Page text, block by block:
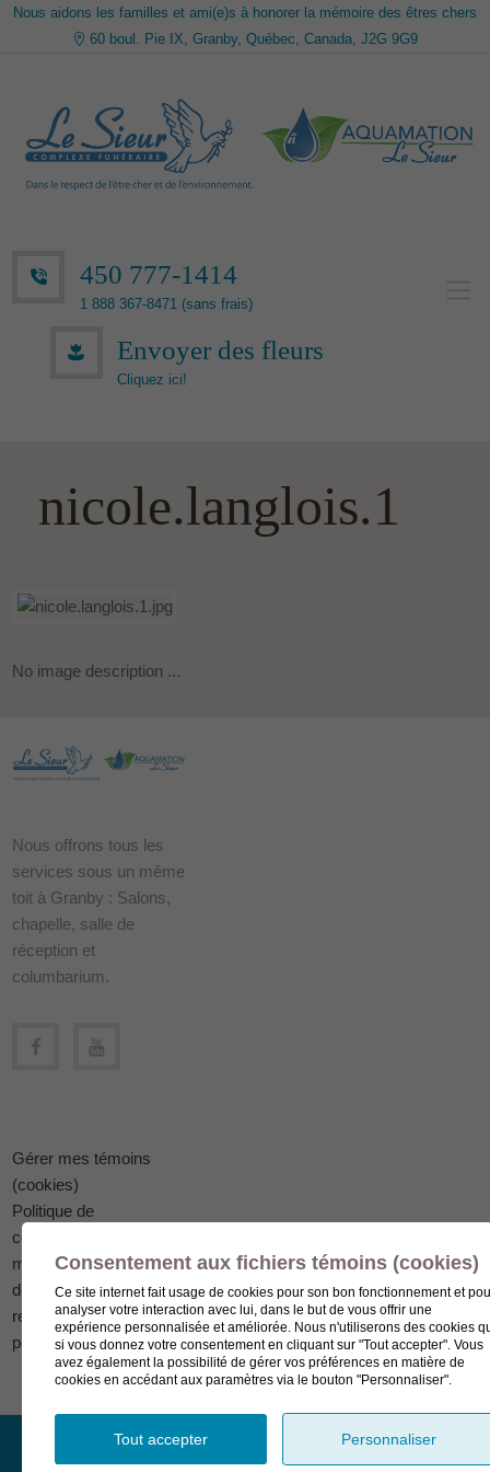
Nous aidons les familles et ami(e)s à honorer la mémoire des êtres chers
60 boul. Pie IX, Granby, Québec, Canada, J2G 9G9
450 777-1414
1 888 367-8471 (sans frais)
Envoyer des fleurs
Cliquez ici!
nicole.langlois.1
No image description ...
Nous offrons tous les
services sous un même
toit à Granby : Salons,
chapelle, salle de
réception et
columbarium.
Gérer mes témoins
(cookies)
Politique de
confidentialité en
matière
de protection des
renseignements
personnels
© Complexe funéraire LeSieur 2023.
Consentement aux fichiers témoins (cookies)
Ce site internet fait usage de cookies pour son bon fonctionnement et
analyser votre interaction avec lui, dans le but de vous offrir une
expérience personnalisée et améliorée. Nous n'utiliserons des cookies
si vous donnez votre consentement en cliquant sur "Tout accepter". Vous
avez également la possibilité de gérer vos préférences en matière de
cookies en accédant aux paramètres via le bouton "Personnaliser".
Tout accepter Personnaliser